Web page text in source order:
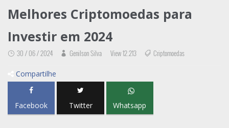
Melhores Criptomoedas para
Investir em 2024
30 / 06 / 2024 Genilson Silva View 12.213 Criptomoedas
Compartilhe
Facebook Twitter Whatsapp